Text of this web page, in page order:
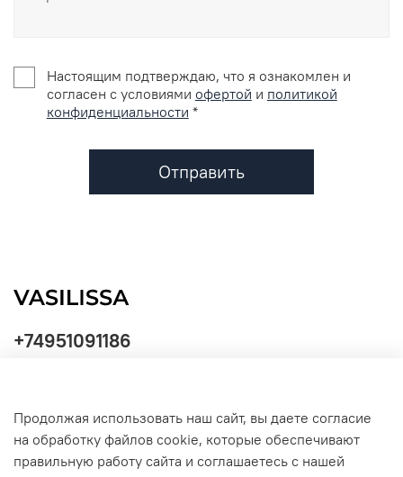
Настоящим подтверждаю, что я ознакомлен и
согласен с условиями офертой и политикой
конфиденциальности *
Отправить
+74951091186
Продолжая использовать наш сайт, вы даете согласие
на обработку файлов cookie, которые обеспечивают
правильную работу сайта и соглашаетесь с нашей
обработки